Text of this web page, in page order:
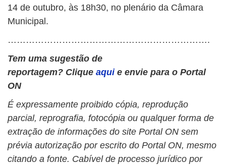
14 de outubro, às 18h30, no plenário da Câmara
Municipal.
………………………………………………………….
Tem uma sugestão de
reportagem? Clique aqui e envie para o Portal
ON
É expressamente proibido cópia, reprodução
parcial, reprografia, fotocópia ou qualquer forma de
extração de informações do site Portal ON sem
prévia autorização por escrito do Portal ON, mesmo
citando a fonte. Cabível de processo jurídico por